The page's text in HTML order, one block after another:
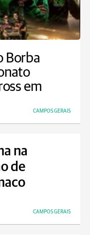
Borba
em
CAMPOS GERAIS
na
de
CAMPOS GERAIS